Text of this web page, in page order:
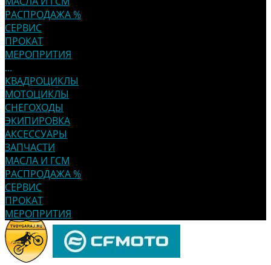
РАСПРОДАЖА %
СЕРВИС
ПРОКАТ
МЕРОПРИТИЯ
...
КВАДРОЦИКЛЫ
МОТОЦИКЛЫ
СНЕГОХОДЫ
ЭКИПИРОВКА
АКСЕССУАРЫ
ЗАПЧАСТИ
МАСЛА И ГСМ
РАСПРОДАЖА %
СЕРВИС
ПРОКАТ
МЕРОПРИТИЯ